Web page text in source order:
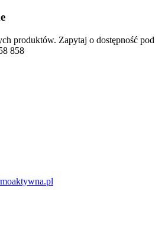
produktów. Zapytaj o dostępność pod
858